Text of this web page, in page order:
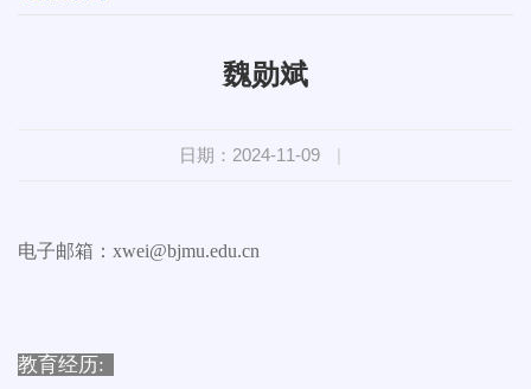
魏勋斌
日期：2024-11-09 |
电子邮箱：xwei@bjmu.edu.cn
教育经历: